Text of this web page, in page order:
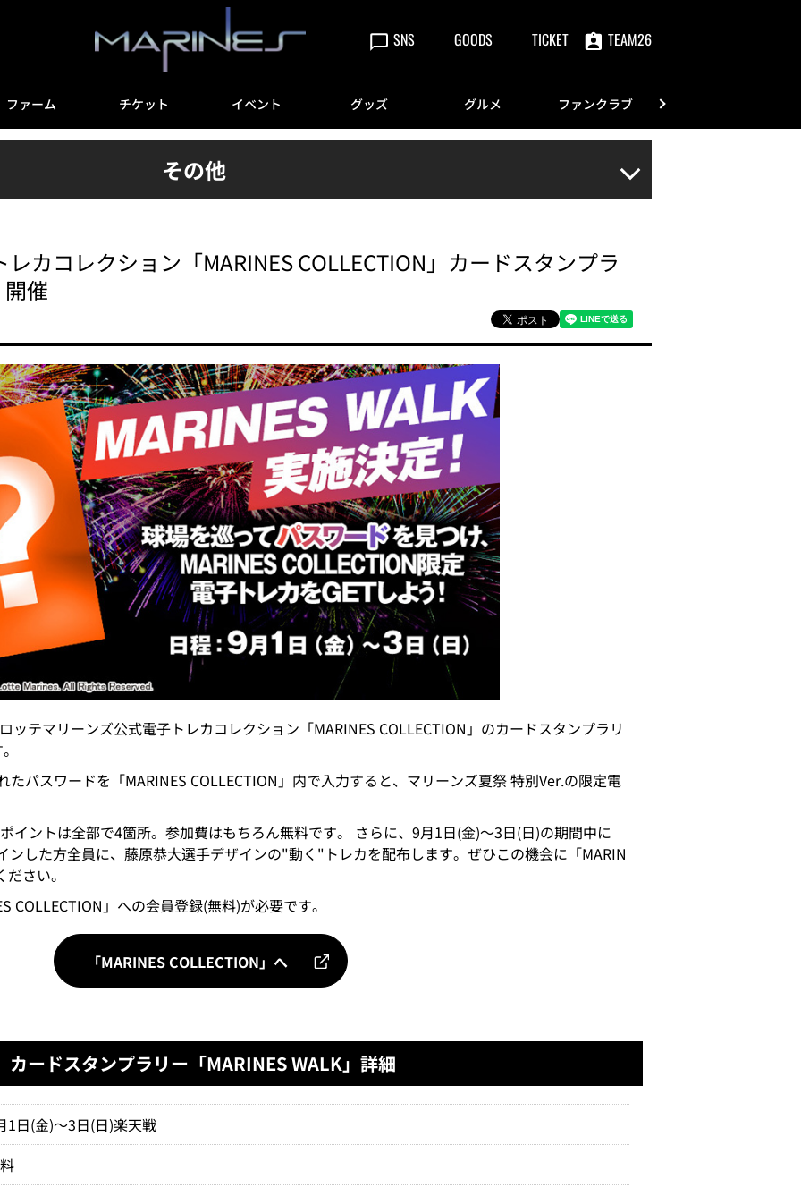
SNS GOODS TICKET TEAM26
ファーム チケット イベント グッズ グルメ ファンクラブ
その他
カコレクション「MARINES COLLECTION」カードスタンプラ
開催
ッテマリーンズ公式電子トレカコレクション「MARINES COLLECTION」のカードスタンプラリ
パスワードを「MARINES COLLECTION」内で入力すると、マリーンズ夏祭 特別Ver.の限定電
イントは全部で4箇所。参加費はもちろん無料です。 さらに、9月1日(金)～3日(日)の期間中に
ンした方全員に、藤原恭大選手デザインの"動く"トレカを配布します。ぜひこの機会に「MARIN
さい。
COLLECTION」への会員登録(無料)が必要です。
「MARINES COLLECTION」へ
カードスタンプラリー「MARINES WALK」詳細
1日(金)～3日(日)楽天戦